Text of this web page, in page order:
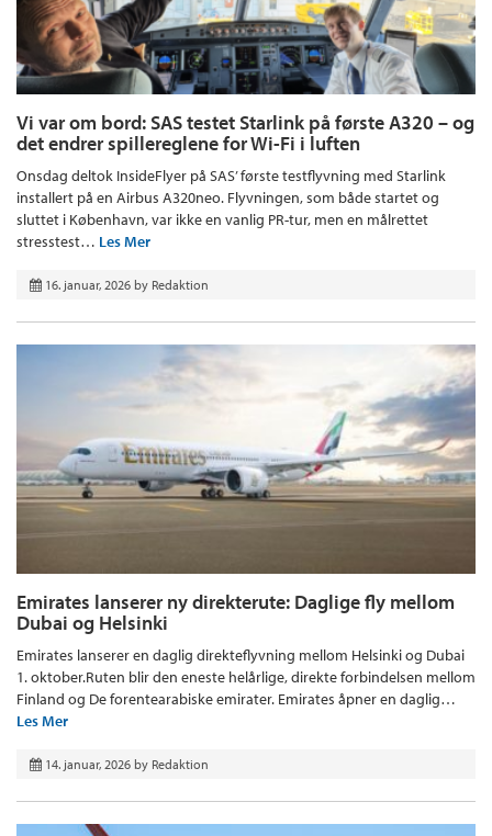
Vi var om bord: SAS testet Starlink på første A320 – og
det endrer spillereglene for Wi-Fi i luften
Onsdag deltok InsideFlyer på SAS’ første testflyvning med Starlink
installert på en Airbus A320neo. Flyvningen, som både startet og
sluttet i København, var ikke en vanlig PR-tur, men en målrettet
stresstest… Les Mer
16. januar, 2026 by Redaktion
Emirates lanserer ny direkterute: Daglige fly mellom
Dubai og Helsinki
Emirates lanserer en daglig direkteflyvning mellom Helsinki og Dubai
1. oktober.Ruten blir den eneste helårlige, direkte forbindelsen mellom
Finland og De forentearabiske emirater. Emirates åpner en daglig…
Les Mer
14. januar, 2026 by Redaktion